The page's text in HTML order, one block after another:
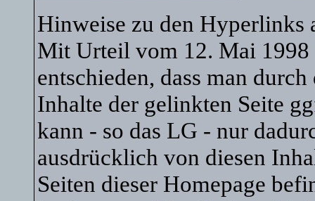
Hinweise zu den Hyperlinks
Mit Urteil vom 12. Mai 1998
entschieden, dass man
Inhalte der gelinkten Seite
kann - so das LG - nur
ausdrücklich von diesen
Seiten dieser Homepage